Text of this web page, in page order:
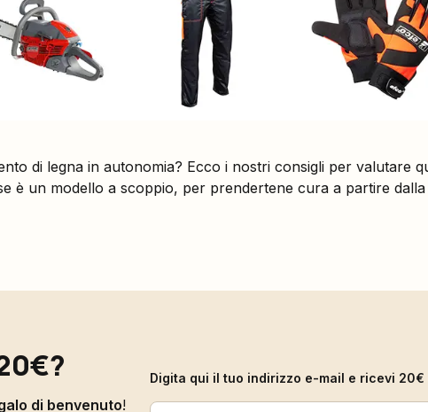
di legna in autonomia? Ecco i nostri consigli per valutare
è un modello a scoppio, per prendertene cura a partire dalla
di benvenuto!
Digita qui il tuo indirizzo e-mail e ricevi 20€